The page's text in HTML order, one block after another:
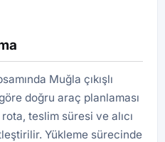
Muğla çıkışlı
doğru araç planlaması
teslim süresi ve alıcı
Yükleme sürecinde